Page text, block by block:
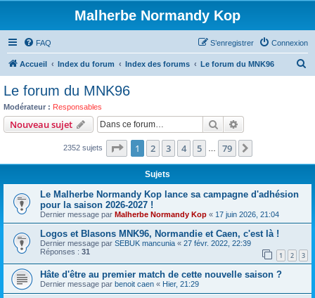
Malherbe Normandy Kop
FAQ Connexion
S’enregistrer
Accueil Index du forum Index des forums Le forum du MNK96
c
Le forum du MNK96
Modérateur : Responsables
Nouveau sujet Rechercher
2352 sujets Page 1sur79
1 2 3 4 5 79
Sujets
Le Malherbe Normandy Kop lance sa campagne d'adhésion
pour la saison 2026-2027 !
Dernier message par Malherbe Normandy Kop « 17 juin 2026, 21:04
Logos et Blasons MNK96, Normandie et Caen, c'est là !
Dernier message par SEBUK mancunia « 27 févr. 2022, 22:39
Réponses : 31 1 2 3
Hâte d'être au premier match de cette nouvelle saison ?
Dernier message par benoit caen « Hier, 21:29